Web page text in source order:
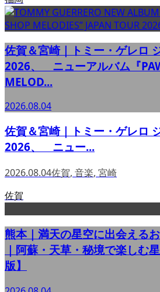
佐賀＆宮崎｜トミー・ゲレロ
2026、 ニューアルバム『
MELOD...
2026.08.04
佐賀＆宮崎｜トミー・ゲレロ
2026、 ニュー...
2026.08.04佐賀, 音楽, 宮崎
佐賀
熊本｜満天の星空に出会える
｜阿蘇・天草・秘境で楽しむ
版】